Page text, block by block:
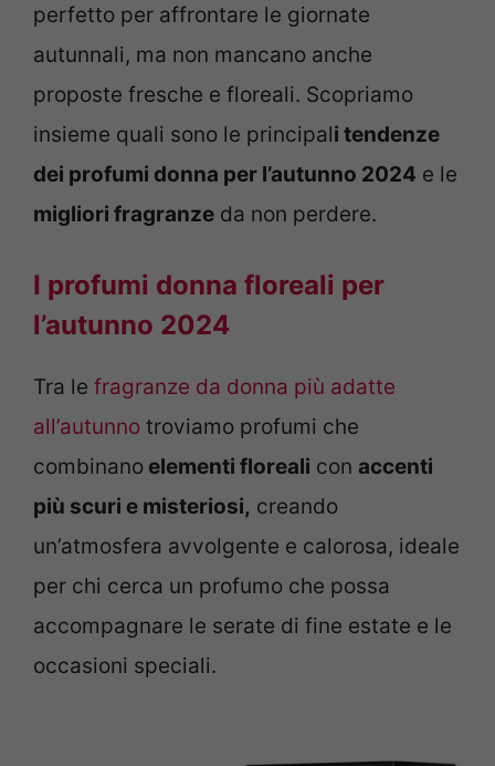
perfetto per affrontare le giornate
autunnali, ma non mancano anche
proposte fresche e floreali. Scopriamo
insieme quali sono le principali tendenze
dei profumi donna per l’autunno 2024 e le
migliori fragranze da non perdere.
I profumi donna floreali per
l’autunno 2024
Tra le fragranze da donna più adatte
all’autunno troviamo profumi che
combinano elementi floreali con accenti
più scuri e misteriosi, creando
un’atmosfera avvolgente e calorosa, ideale
per chi cerca un profumo che possa
accompagnare le serate di fine estate e le
occasioni speciali.